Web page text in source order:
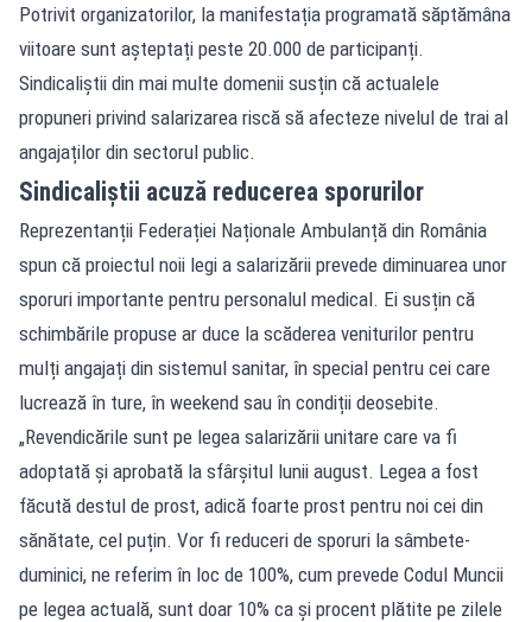
Potrivit organizatorilor, la manifestația programată săptămâna
viitoare sunt așteptați peste 20.000 de participanți.
Sindicaliștii din mai multe domenii susțin că actualele
propuneri privind salarizarea riscă să afecteze nivelul de trai al
angajaților din sectorul public.
Sindicaliștii acuză reducerea sporurilor
Reprezentanții Federației Naționale Ambulanță din România
spun că proiectul noii legi a salarizării prevede diminuarea unor
sporuri importante pentru personalul medical. Ei susțin că
schimbările propuse ar duce la scăderea veniturilor pentru
mulți angajați din sistemul sanitar, în special pentru cei care
lucrează în ture, în weekend sau în condiții deosebite.
„Revendicările sunt pe legea salarizării unitare care va fi
adoptată și aprobată la sfârșitul lunii august. Legea a fost
făcută destul de prost, adică foarte prost pentru noi cei din
sănătate, cel puțin. Vor fi reduceri de sporuri la sâmbete-
duminici, ne referim în loc de 100%, cum prevede Codul Muncii
pe legea actuală, sunt doar 10% ca și procent plătite pe zilele